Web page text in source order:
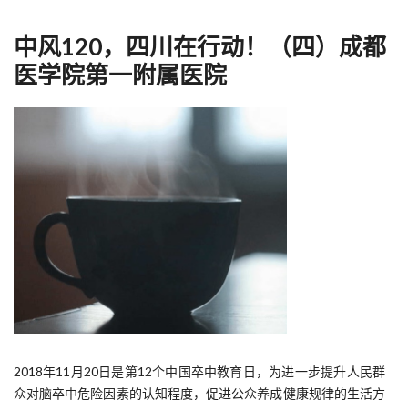
中风120，四川在行动！（四）成都
医学院第一附属医院
2018年11月20日是第12个中国卒中教育日，为进一步提升人民群
众对脑卒中危险因素的认知程度，促进公众养成健康规律的生活方